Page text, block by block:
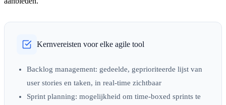
Kernvereisten voor elke agile tool
Backlog management: gedeelde, geprioriteerde lijst van
user stories en taken, in real-time zichtbaar
Sprint planning: mogelijkheid om time-boxed sprints te